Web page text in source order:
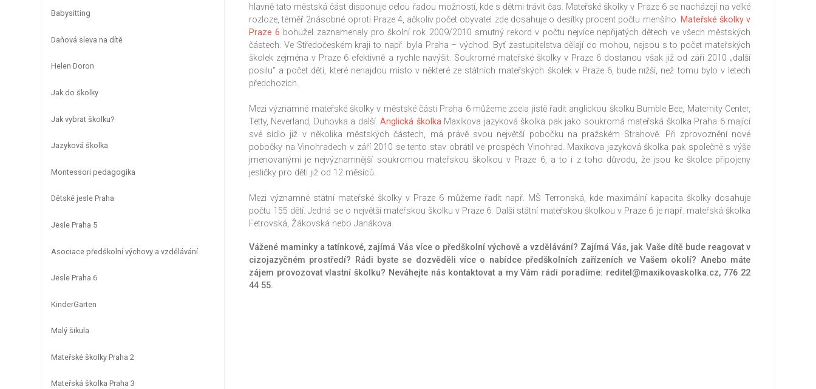
Babysitting
Daňová sleva na dítě
Helen Doron
Jak do školky
Jak vybrat školku?
Jazyková školka
Montessori pedagogika
Dětské jesle Praha
Jesle Praha 5
Asociace předškolní výchovy a vzdělávání
Jesle Praha 6
KinderGarten
Malý šikula
Mateřské školky Praha 2
Mateřská školka Praha 3
hlavně tato městská část disponuje celou řadou možností, kde s dětmi trávit čas. Mateřské školky v Praze 6 se nacházejí na velké
rozloze, téměř 2násobné oproti Praze 4, ačkoliv počet obyvatel zde dosahuje o desítky procent počtu menšího. Mateřské školky v
Praze 6 bohužel zaznamenaly pro školní rok 2009/2010 smutný rekord v počtu nejvíce nepřijatých dětech ve všech městských
částech. Ve Středočeském kraji to např. byla Praha – východ. Byť zastupitelstva dělají co mohou, nejsou s to počet mateřských
školek zejména v Praze 6 efektivně a rychle navýšit. Soukromé mateřské školky v Praze 6 dostanou však již od září 2010 „další
posilu“ a počet dětí, které nenajdou místo v některé ze státních mateřských školek v Praze 6, bude nižší, než tomu bylo v letech
předchozích.
Mezi významné mateřské školky v městské části Praha 6 můžeme zcela jistě řadit anglickou školku Bumble Bee, Maternity Center,
Tetty, Neverland, Duhovka a další.Anglická školkaMaxíkova jazyková školka pak jako soukromá mateřská školka Praha 6 mající
své sídlo již v několika městských částech, má právě svou největší pobočku na pražském Strahově. Při zprovoznění nové
pobočky na Vinohradech v září 2010 se tento stav obrátil ve prospěch Vinohrad. Maxíkova jazyková školka pak společně s výše
jmenovanými je nejvýznamnější soukromou mateřskou školkou v Praze 6, a to i z toho důvodu, že jsou ke školce připojeny
jesličky pro děti již od 12 měsíců.
Mezi významné státní mateřské školky v Praze 6 můžeme řadit např. MŠ Terronská, kde maximální kapacita školky dosahuje
počtu 155 dětí. Jedná se o největší mateřskou školku v Praze 6. Další státní mateřskou školkou v Praze 6 je např. mateřská školka
Fetrovská, Žákovská nebo Janákova.
Vážené maminky a tatínkové, zajímá Vás více o předškolní výchově a vzdělávání? Zajímá Vás, jak Vaše dítě bude reagovat v
cizojazyčném prostředí? Rádi byste se dozvěděli více o nabídce předškolních zařízeních ve Vašem okolí? Anebo máte
zájem provozovat vlastní školku? Neváhejte nás kontaktovat a my Vám rádi poradíme: reditel@maxikovaskolka.cz, 776 22
44 55.